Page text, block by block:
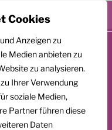
Cookies
Anzeigen zu
Medien anbieten zu
zu analysieren.
Ihrer Verwendung
soziale Medien,
Partner führen diese
Daten